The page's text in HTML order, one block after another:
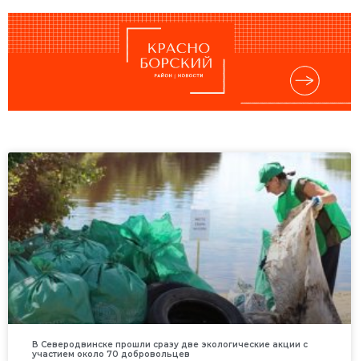
В Северодвинске прошли сразу две экологические акции с
участием около 70 добровольцев